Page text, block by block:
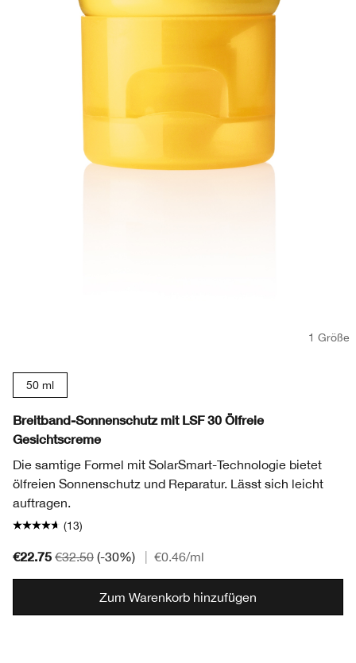
1 Größe
50 ml
Breitband-Sonnenschutz mit LSF 30 Ölfreie
Gesichtscreme
Die samtige Formel mit SolarSmart-Technologie bietet
ölfreien Sonnenschutz und Reparatur. Lässt sich leicht
auftragen.
(13)
€22.75 €32.50 (-30%) €0.46/ml
Zum Warenkorb hinzufügen